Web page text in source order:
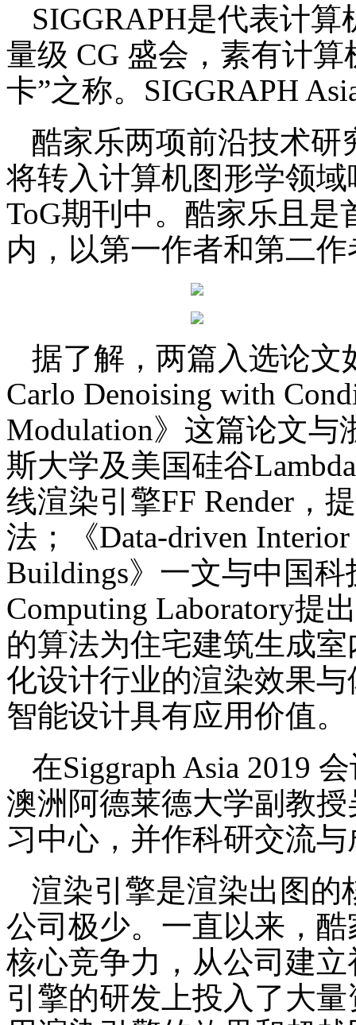
SIGGRAPH是代表计
量级 CG 盛会，素有计
卡”之称。SIGGRAPH
酷家乐两项前沿技术研
将转入计算机图形学领
ToG期刊中。酷家乐且是
内，以第一作者和第二
据了解，两篇入选论文
Carlo Denoising with
Modulation》这篇论文
斯大学及美国硅谷
线渲染引擎FF Render，
法；《Data-driven Interior
Buildings》一文与中国科
Computing Laboratory提
的算法为住宅建筑生成
化设计行业的渲染效果
智能设计具有应用价值。
在Siggraph Asia 2019
澳洲阿德莱德大学副教
习中心，并作科研交流
渲染引擎是渲染出图的
公司极少。一直以来，
核心竞争力，从公司建
引擎的研发上投入了大